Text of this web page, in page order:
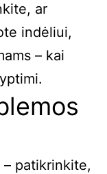
ar
indėliui,
– kai
– patikrinkite,